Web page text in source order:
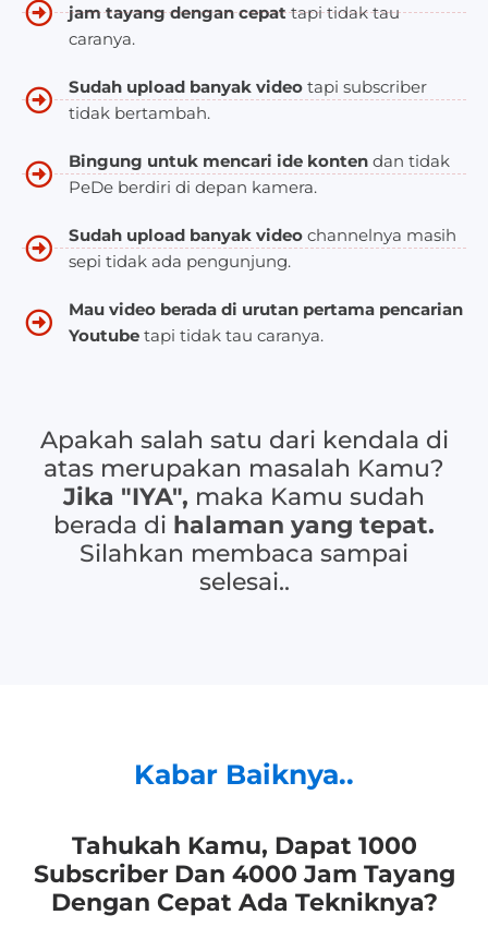
jam tayang dengan cepattapi tidak tau
caranya.
Sudah upload banyak videotapi subscriber
tidak bertambah.
Bingung untuk mencari ide kontendan tidak
PeDe berdiri di depan kamera.
Sudah upload banyak videochannelnya masih
sepi tidak ada pengunjung.
Mau video berada di urutan pertama pencarian
Youtubetapi tidak tau caranya.
Apakah salah satu dari kendala di
atas merupakan masalah Kamu?
Jika "IYA", maka Kamu sudah
berada di halaman yang tepat.
Silahkan membaca sampai
selesai..
Kabar Baiknya..
Tahukah Kamu, Dapat 1000
Subscriber Dan 4000 Jam Tayang
Dengan Cepat Ada Tekniknya?